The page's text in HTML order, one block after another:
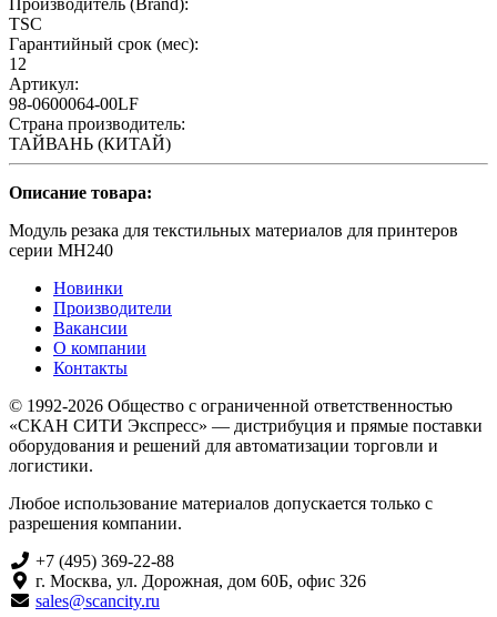
TSC
Гарантийный срок (мес):
12
Артикул:
98-0600064-00LF
Страна производитель:
ТАЙВАНЬ (КИТАЙ)
Описание товара:
Модуль резака для текстильных материалов для принтеров
серии МН240
Новинки
Производители
Вакансии
О компании
Контакты
© 1992-2026 Общество с ограниченной ответственностью
«СКАН СИТИ Экспресс» — дистрибуция и прямые поставки
оборудования и решений для автоматизации торговли и
логистики.
Любое использование материалов допускается только с
разрешения компании.
+7 (495) 369-22-88
г. Москва, ул. Дорожная, дом 60Б, офис 326
sales@scancity.ru